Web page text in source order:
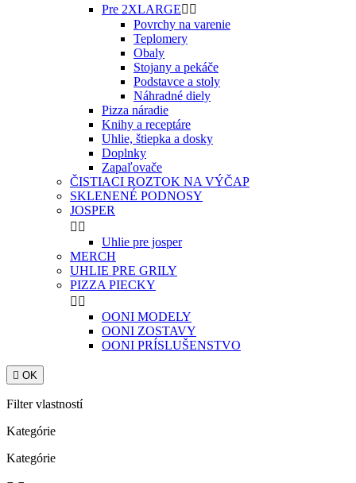
Pre 2XLARGE 
Povrchy na varenie
Teplomery
Obaly
Stojany a pekáče
Podstavce a stoly
Náhradné diely
Pizza náradie
Knihy a receptáre
Uhlie, štiepka a dosky
Doplnky
Zapaľovače
ČISTIACI ROZTOK NA VÝČAP
SKLENENÉ PODNOSY
JOSPER
 
Uhlie pre josper
MERCH
UHLIE PRE GRILY
PIZZA PIECKY
 
OONI MODELY
OONI ZOSTAVY
OONI PRÍSLUŠENSTVO
 OK
Filter vlastností
Kategórie
Kategórie